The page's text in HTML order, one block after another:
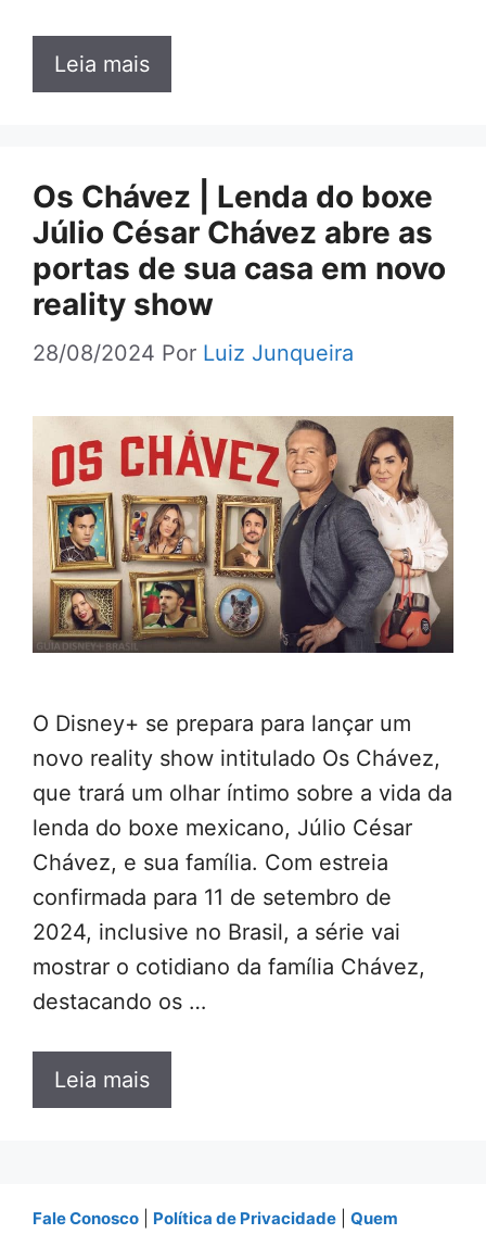
Leia mais
Os Chávez | Lenda do boxe
Júlio César Chávez abre as
portas de sua casa em novo
reality show
28/08/2024 Por Luiz Junqueira
O Disney+ se prepara para lançar um
novo reality show intitulado Os Chávez,
que trará um olhar íntimo sobre a vida da
lenda do boxe mexicano, Júlio César
Chávez, e sua família. Com estreia
confirmada para 11 de setembro de
2024, inclusive no Brasil, a série vai
mostrar o cotidiano da família Chávez,
destacando os …
Leia mais
Fale Conosco Política de Privacidade
Quem